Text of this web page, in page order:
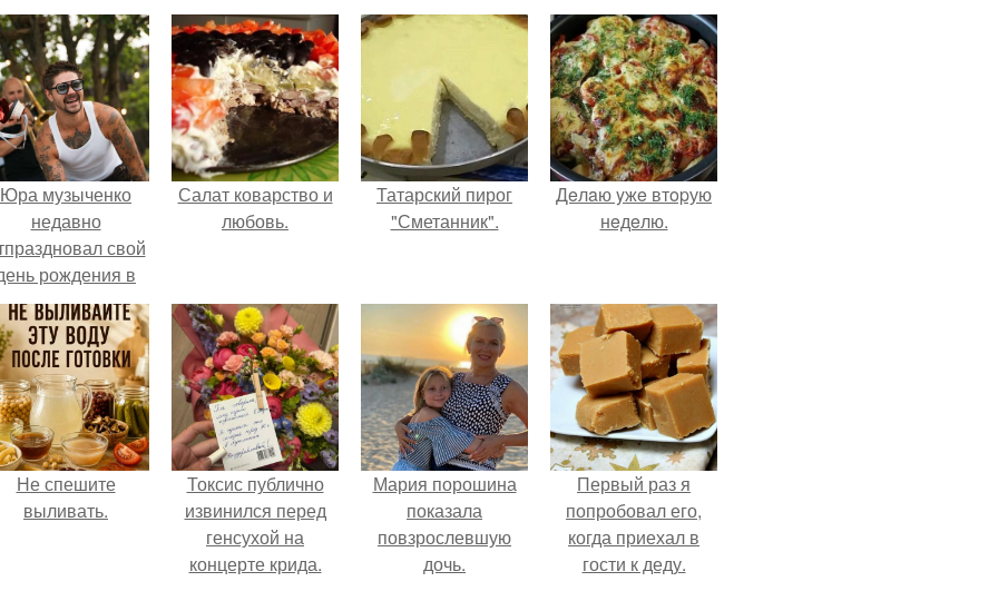
Юра музыченко
недавно
свой
рождения в
кругу самых
и родных
людей.
Салат коварство и
любовь.
Татарский пирог
"Сметанник".
Дeлaю yжe втopую
нeдeлю.
Не спешите
выливать.
Токсис публично
извинился перед
генсухой на
концерте крида.
Мария порошина
показала
повзрослевшую
дочь.
Первый раз я
попробовал его,
когда приехал в
гости к деду.